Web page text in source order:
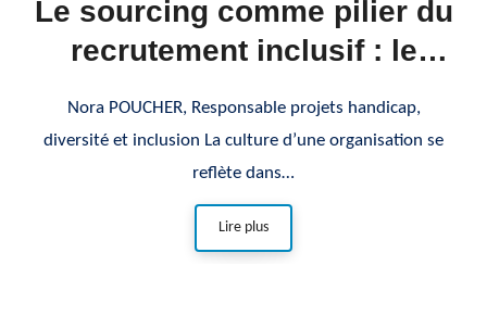
Le sourcing comme pilier du
recrutement inclusif : le
Nora POUCHER, Responsable projets handicap,
diversité et inclusion La culture d’une organisation se
reflète dans…
Lire plus